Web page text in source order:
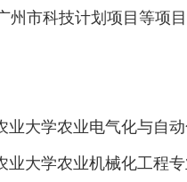
州市科技计划项目等项目
业大学农业电气化与自
业大学农业机械化工程